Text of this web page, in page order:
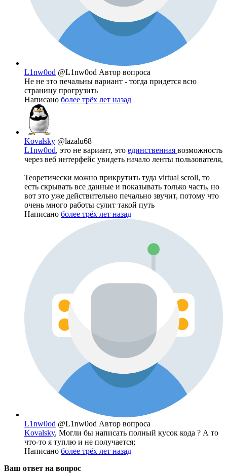
L1nw0od @L1nw0od Автор вопроса
Не не это печальны вариант - тогда придется всю
страницу прогрузить
Написано более трёх лет назад
Kovalsky @lazalu68
L1nw0od, это не вариант, это единственная возможность
через веб интерфейс увидеть начало ленты пользователя,
Теоретически можно прикрутить туда virtual scroll, то
есть скрывать все данные и показывать только часть, но
вот это уже действительно печально звучит, потому что
очень много работы сулит такой путь
Написано более трёх лет назад
L1nw0od @L1nw0od Автор вопроса
Kovalsky, Могли бы написать полный кусок кода ? А то
что-то я туплю и не получается;
Написано более трёх лет назад
Ваш ответ на вопрос